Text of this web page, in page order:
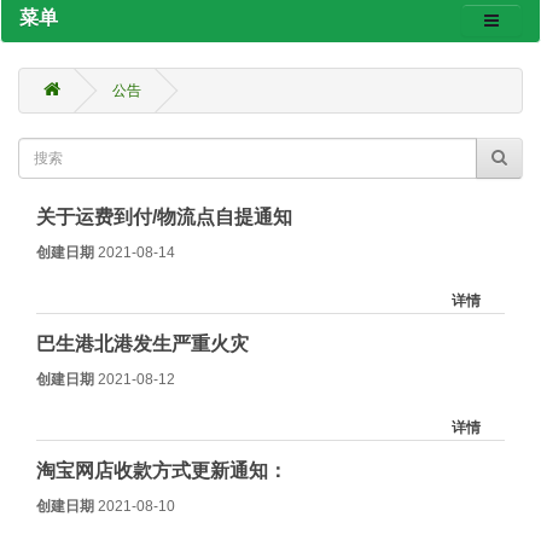
菜单
公告
关于运费到付/物流点自提通知
创建日期 2021-08-14
详情
巴生港北港发生严重火灾
创建日期 2021-08-12
详情
淘宝网店收款方式更新通知：
创建日期 2021-08-10